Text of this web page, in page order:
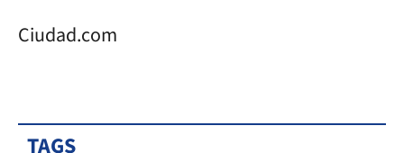
Ciudad.com
TAGS